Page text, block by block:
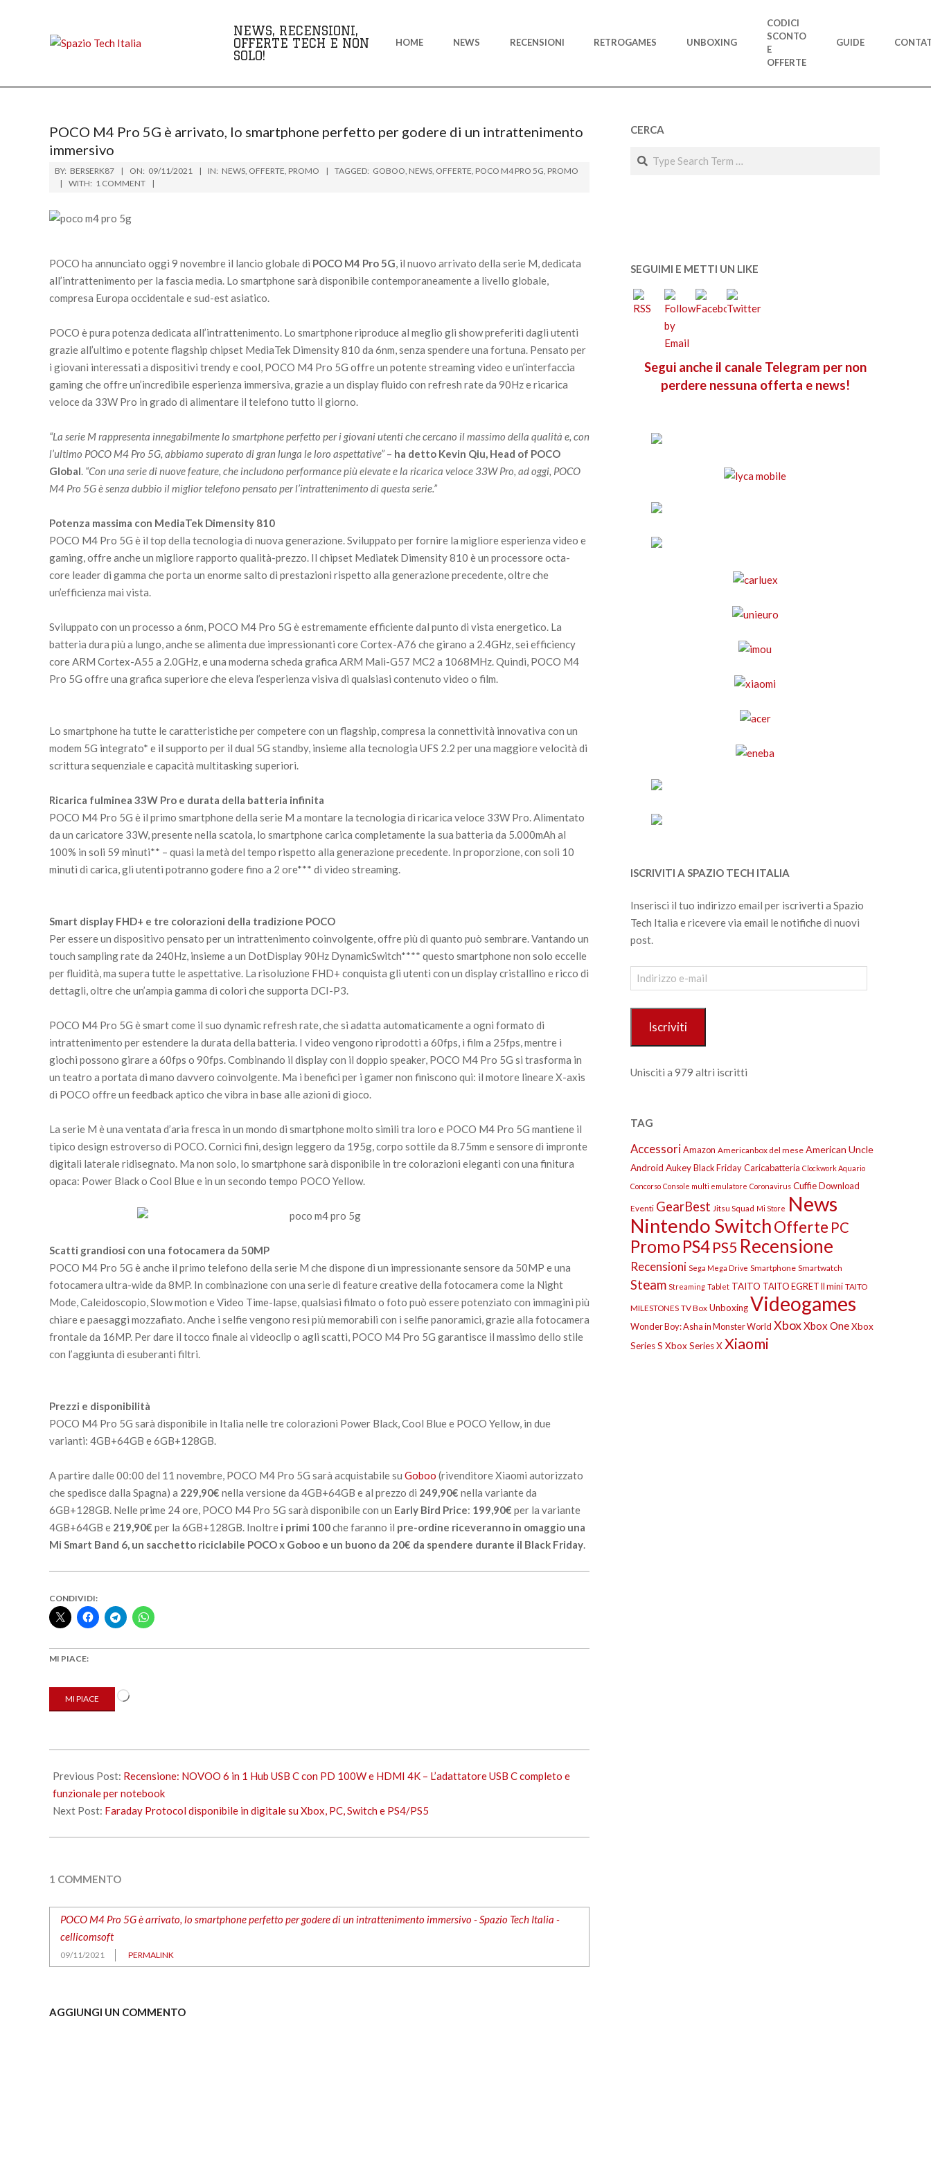
NEWS, RECENSIONI,
OFFERTE TECH E NON
SOLO!
Menu
HOME NEWS RECENSIONI RETROGAMES UNBOXING
CODICI
SCONTO
E
OFFERTE
GUIDE
POCO M4 Pro 5G è arrivato, lo smartphone perfetto per godere di un intrattenimento
immersivo
BY: BERSERK87 ON: 09/11/2021 IN: NEWS, OFFERTE, PROMO TAGGED: GOBOO, NEWS, OFFERTE, POCO M4 PRO 5G, PROMO
WITH: 1 COMMENT
POCO ha annunciato oggi 9 novembre il lancio globale di POCO M4 Pro 5G, il nuovo arrivato della serie M, dedicata
all’intrattenimento per la fascia media. Lo smartphone sarà disponibile contemporaneamente a livello globale,
compresa Europa occidentale e sud-est asiatico.
POCO è pura potenza dedicata all’intrattenimento. Lo smartphone riproduce al meglio gli show preferiti dagli utenti
grazie all’ultimo e potente flagship chipset MediaTek Dimensity 810 da 6nm, senza spendere una fortuna. Pensato per
i giovani interessati a dispositivi trendy e cool, POCO M4 Pro 5G offre un potente streaming video e un’interfaccia
gaming che offre un’incredibile esperienza immersiva, grazie a un display fluido con refresh rate da 90Hz e ricarica
veloce da 33W Pro in grado di alimentare il telefono tutto il giorno.
“La serie M rappresenta innegabilmente lo smartphone perfetto per i giovani utenti che cercano il massimo della qualità e, con
l’ultimo POCO M4 Pro 5G, abbiamo superato di gran lunga le loro aspettative”– ha detto Kevin Qiu, Head of POCO
Global. “Con una serie di nuove feature, che includono performance più elevate e la ricarica veloce 33W Pro, ad oggi, POCO
M4 Pro 5G è senza dubbio il miglior telefono pensato per l’intrattenimento di questa serie.”
Potenza massima con MediaTek Dimensity 810
POCO M4 Pro 5G è il top della tecnologia di nuova generazione. Sviluppato per fornire la migliore esperienza video e
gaming, offre anche un migliore rapporto qualità-prezzo. Il chipset Mediatek Dimensity 810 è un processore octa-
core leader di gamma che porta un enorme salto di prestazioni rispetto alla generazione precedente, oltre che
un’efficienza mai vista.
Sviluppato con un processo a 6nm, POCO M4 Pro 5G è estremamente efficiente dal punto di vista energetico. La
batteria dura più a lungo, anche se alimenta due impressionanti core Cortex-A76 che girano a 2.4GHz, sei efficiency
core ARM Cortex-A55 a 2.0GHz, e una moderna scheda grafica ARM Mali-G57 MC2 a 1068MHz. Quindi, POCO M4
Pro 5G offre una grafica superiore che eleva l’esperienza visiva di qualsiasi contenuto video o film.
Lo smartphone ha tutte le caratteristiche per competere con un flagship, compresa la connettività innovativa con un
modem 5G integrato* e il supporto per il dual 5G standby, insieme alla tecnologia UFS 2.2 per una maggiore velocità di
scrittura sequenziale e capacità multitasking superiori.
Ricarica fulminea 33W Pro e durata della batteria infinita
POCO M4 Pro 5G è il primo smartphone della serie M a montare la tecnologia di ricarica veloce 33W Pro. Alimentato
da un caricatore 33W, presente nella scatola, lo smartphone carica completamente la sua batteria da 5.000mAh al
100% in soli 59 minuti** – quasi la metà del tempo rispetto alla generazione precedente. In proporzione, con soli 10
minuti di carica, gli utenti potranno godere fino a 2 ore*** di video streaming.
Smart display FHD+ e tre colorazioni della tradizione POCO
Per essere un dispositivo pensato per un intrattenimento coinvolgente, offre più di quanto può sembrare. Vantando un
touch sampling rate da 240Hz, insieme a un DotDisplay 90Hz DynamicSwitch**** questo smartphone non solo eccelle
per fluidità, ma supera tutte le aspettative. La risoluzione FHD+ conquista gli utenti con un display cristallino e ricco di
dettagli, oltre che un’ampia gamma di colori che supporta DCI-P3.
POCO M4 Pro 5G è smart come il suo dynamic refresh rate, che si adatta automaticamente a ogni formato di
intrattenimento per estendere la durata della batteria. I video vengono riprodotti a 60fps, i film a 25fps, mentre i
giochi possono girare a 60fps o 90fps. Combinando il display con il doppio speaker, POCO M4 Pro 5G si trasforma in
un teatro a portata di mano davvero coinvolgente. Ma i benefici per i gamer non finiscono qui: il motore lineare X-axis
di POCO offre un feedback aptico che vibra in base alle azioni di gioco.
La serie M è una ventata d’aria fresca in un mondo di smartphone molto simili tra loro e POCO M4 Pro 5G mantiene il
tipico design estroverso di POCO. Cornici fini, design leggero da 195g, corpo sottile da 8.75mm e sensore di impronte
digitali laterale ridisegnato. Ma non solo, lo smartphone sarà disponibile in tre colorazioni eleganti con una finitura
opaca: Power Black o Cool Blue e in un secondo tempo POCO Yellow.
Scatti grandiosi con una fotocamera da 50MP
POCO M4 Pro 5G è anche il primo telefono della serie M che dispone di un impressionante sensore da 50MP e una
fotocamera ultra-wide da 8MP. In combinazione con una serie di feature creative della fotocamera come la Night
Mode, Caleidoscopio, Slow motion e Video Time-lapse, qualsiasi filmato o foto può essere potenziato con immagini più
chiare e paesaggi mozzafiato. Anche i selfie vengono resi più memorabili con i selfie panoramici, grazie alla fotocamera
frontale da 16MP. Per dare il tocco finale ai videoclip o agli scatti, POCO M4 Pro 5G garantisce il massimo dello stile
con l’aggiunta di esuberanti filtri.
Prezzi e disponibilità
POCO M4 Pro 5G sarà disponibile in Italia nelle tre colorazioni Power Black, Cool Blue e POCO Yellow, in due
varianti: 4GB+64GB e 6GB+128GB.
A partire dalle 00:00 del 11 novembre, POCO M4 Pro 5G sarà acquistabile su Goboo (rivenditore Xiaomi autorizzato
che spedisce dalla Spagna) a 229,90€ nella versione da 4GB+64GB e al prezzo di 249,90€ nella variante da
6GB+128GB. Nelle prime 24 ore, POCO M4 Pro 5G sarà disponibile con un Early Bird Price: 199,90€ per la variante
4GB+64GB e 219,90€ per la 6GB+128GB. Inoltre i primi 100che faranno il pre-ordine riceveranno in omaggio una
Mi Smart Band 6, un sacchetto riciclabile POCO x Goboo e un buono da 20€ da spendere durante il Black Friday.
CONDIVIDI:
MI PIACE:
MI PIACE
Caricamento
11-
09
Previous Post: Recensione: NOVOO 6 in 1 Hub USB C con PD 100W e HDMI 4K – L’adattatore USB C completo e
funzionale per notebook
Next Post: Faraday Protocol disponibile in digitale su Xbox, PC, Switch e PS4/PS5
1 COMMENTO
POCO M4 Pro 5G è arrivato, lo smartphone perfetto per godere di un intrattenimento immersivo - Spazio Tech Italia -
cellicomsoft
09/11/2021 PERMALINK
AGGIUNGI UN COMMENTO
CERCA
Search
SEGUIMI E METTI UN LIKE
Segui anche il canale Telegram per non
perdere nessuna offerta e news!
ISCRIVITI A SPAZIO TECH ITALIA
Inserisci il tuo indirizzo email per iscriverti a Spazio
Tech Italia e ricevere via email le notifiche di nuovi
post.
Indirizzo
e-
Iscriviti
Unisciti a 979 altri iscritti
TAG
AccessoriAmazon Americanbox del mese American Uncle
Android AukeyBlack FridayCaricabatteria Clockwork Aquario
Concorso Console multi emulatore Coronavirus CuffieDownload
Eventi GearBest Jitsu Squad Mi Store News
Nintendo SwitchOfferte PC
Promo PS4PS5 Recensione
Recensioni Sega Mega Drive Smartphone Smartwatch
Steam Streaming Tablet TAITO TAITO EGRET II mini TAITO
MILESTONES TV Box UnboxingVideogames
Wonder Boy: Asha in Monster World XboxXbox OneXbox
Series S Xbox Series XXiaomi